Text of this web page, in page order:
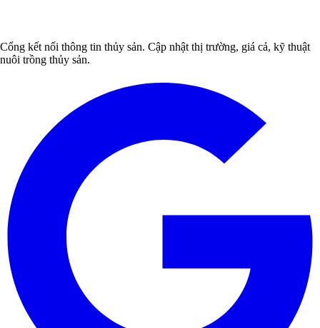
Cổng kết nối thông tin thủy sản. Cập nhật thị trường, giá cả, kỹ thuật
nuôi trồng thủy sản.